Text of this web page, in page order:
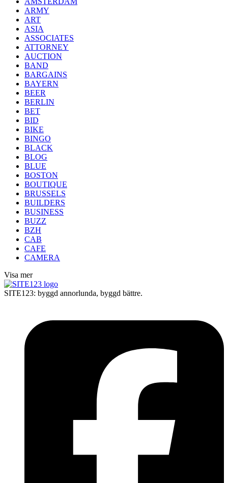
ARMY
ART
ASIA
ASSOCIATES
ATTORNEY
AUCTION
BAND
BARGAINS
BAYERN
BEER
BERLIN
BET
BID
BIKE
BINGO
BLACK
BLOG
BLUE
BOSTON
BOUTIQUE
BRUSSELS
BUILDERS
BUSINESS
BUZZ
BZH
CAB
CAFE
CAMERA
Visa mer
SITE123: byggd annorlunda, byggd bättre.